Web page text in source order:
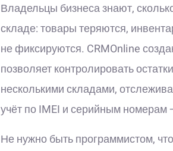
Владельцы бизнеса знают,
складе: товары теряются,
не фиксируются. CRMOnline
позволяет контролировать
несколькими складами,
учёт по IMEI и серийным номерам
Не нужно быть программистом,